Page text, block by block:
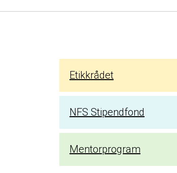
Etikkrådet
NFS Stipendfond
Mentorprogram